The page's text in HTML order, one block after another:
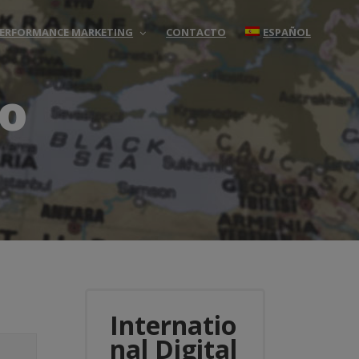
MARKETING CONTACTO ESPAÑOL
Internatio
nal Digital